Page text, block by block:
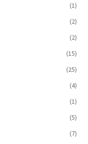
(1)
(2)
(2)
(15)
(25)
(4)
(1)
(5)
(7)